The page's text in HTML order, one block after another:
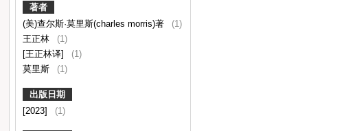
著者
(美)查尔斯·莫里斯(charles morris)著
(1)
王正林
(1)
[王正林译]
(1)
莫里斯
(1)
出版日期
[2023]
(1)